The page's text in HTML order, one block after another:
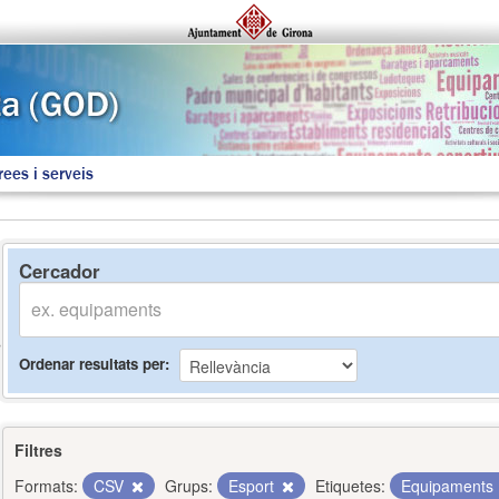
i serveis
Cercador
Ordenar resultats per
Filtres
Formats:
CSV Grups: Esport Etiquetes: Equipaments